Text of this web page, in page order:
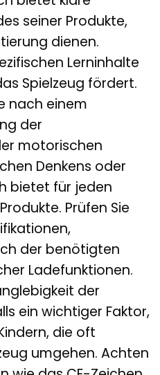
seiner Produkte,
dienen.
Lerninhalte
Spielzeug fördert.
nach einem
der
motorischen
Denkens oder
bietet für jeden
Prüfen Sie
der benötigten
Ladefunktionen.
der
ein wichtiger Faktor,
die oft
umgehen. Achten